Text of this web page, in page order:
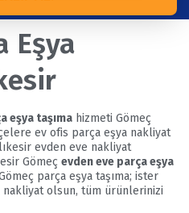
Eşya
eşya taşıma hizmeti Gömeç
ev ofis parça eşya nakliyat
evden eve nakliyat
Gömeç evden eve parça eşya
parça eşya taşıma; ister
nakliyat olsun, tüm ürünlerinizi